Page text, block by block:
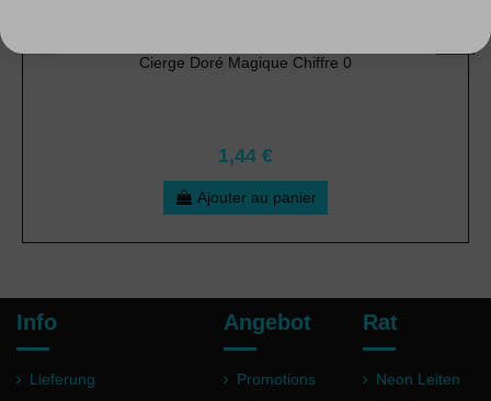
Cierge Doré Magique Chiffre 0
1,44 €
Ajouter au panier
Info
Lieferung
Angebot
Promotions
Rat
Neon Leiten